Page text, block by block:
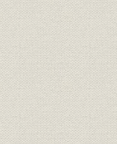
(5) 財務比率推移
(6) 損益および損
(7) 比較貸借対照
(8) 比較貸借対照
(9) 貸借対照表(第